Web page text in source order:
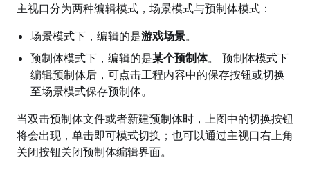
主视口分为两种编辑模式，场景模式与预制体模式：
场景模式下，编辑的是游戏场景。
预制体模式下，编辑的是某个预制体。 预制体模式下
编辑预制体后，可点击工程内容中的保存按钮或切换
至场景模式保存预制体。
当双击预制体文件或者新建预制体时，上图中的切换按钮
将会出现，单击即可模式切换；也可以通过主视口右上角
关闭按钮关闭预制体编辑界面。